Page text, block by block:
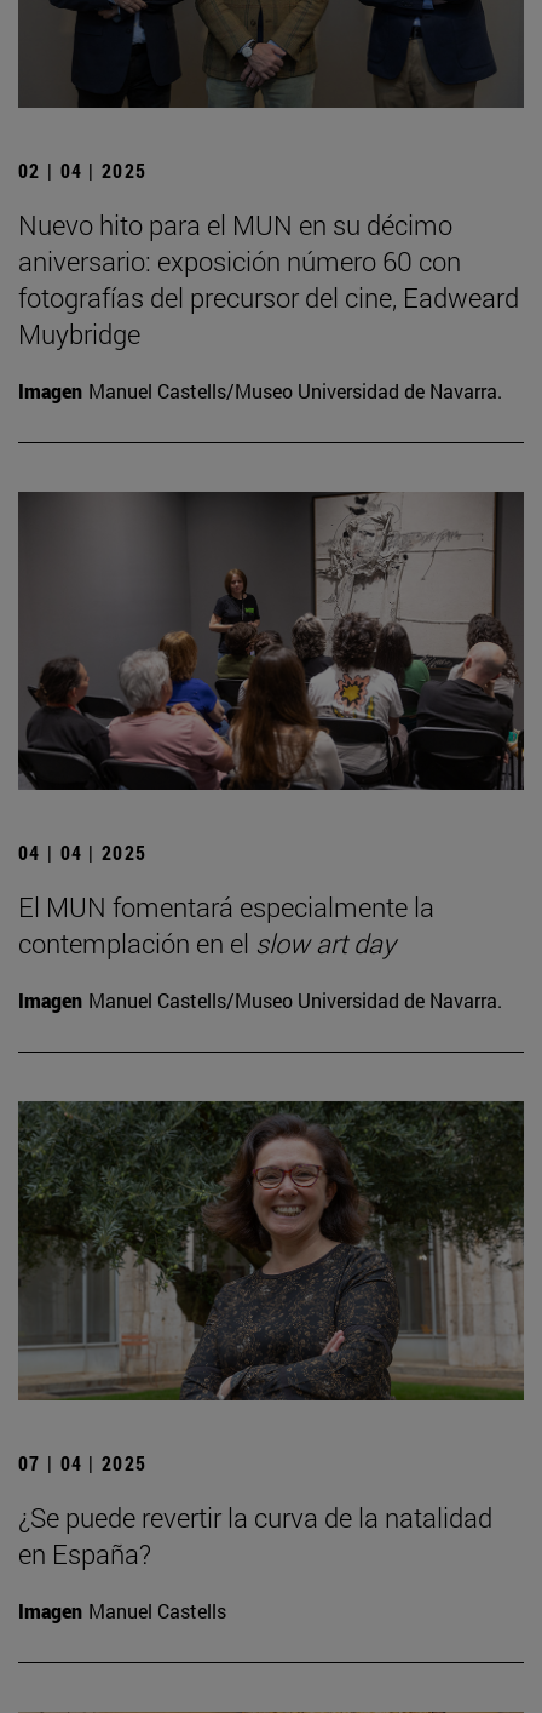
02 | 04 | 2025
Nuevo hito para el MUN en su décimo
aniversario: exposición número 60 con
fotografías del precursor del cine, Eadweard
Muybridge
Imagen Manuel Castells/Museo Universidad de Navarra.
04 | 04 | 2025
El MUN fomentará especialmente la
contemplación en el slow art day
Imagen Manuel Castells/Museo Universidad de Navarra.
07 | 04 | 2025
¿Se puede revertir la curva de la natalidad
en España?
Imagen Manuel Castells